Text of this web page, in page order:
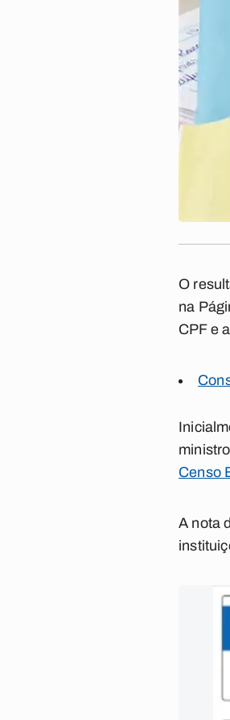
O
na
CPF e
Censo
A nota